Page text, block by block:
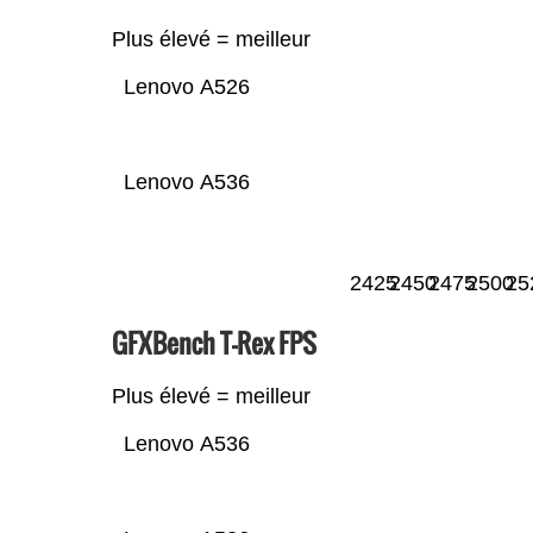
Plus élevé = meilleur
Lenovo A536
Lenovo A526
2425245024752500
GFXBench T-Rex FPS
Plus élevé = meilleur
Lenovo A536